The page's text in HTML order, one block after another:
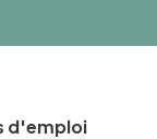
d'emploi